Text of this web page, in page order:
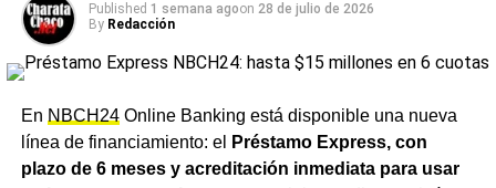
rubros, comosupermercados, almacenes, estaciones
de servicio, restaurantes, farmacias e indumentaria,
entre otros.Para la red de comercios, la operación
funciona exactamente igual que cualquier venta con
tarjeta de débito, sin necesidad de realizar ninguna
acción o trámite adicional. El servicio no tiene costos
adicionales, comisiones ni intereses, y puede utilizarse
Published 1 semana agoon 28 de julio de 2026
By Redacción
En NBCH24Online Banking está disponible una nueva
línea de financiamiento: el
Préstamo Express, con
plazo de 6 meses y acreditación inmediata para usar